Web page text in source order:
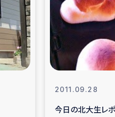
スリランカ南部洪水被災者
復興支援事業
令和6年能登半島地震 緊急
2011.09.28
今日の北大生レ